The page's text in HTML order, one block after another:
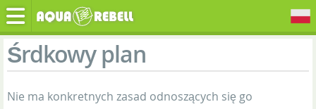
Śrdkowy plan
Nie ma konkretnych zasad odnoszących się go